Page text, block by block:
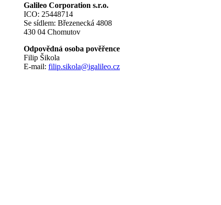
Galileo Corporation s.r.o.
ICO: 25448714
Se sídlem: Březenecká 4808
430 04 Chomutov
Odpovědná osoba pověřence
Filip Šikola
E-mail: filip.sikola@igalileo.cz